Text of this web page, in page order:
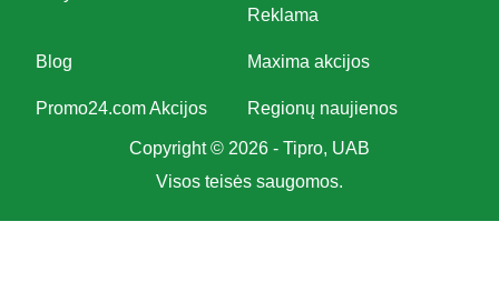
Reklama
Blog Maxima akcijos
Promo24.com Akcijos Regionų naujienos
Copyright © 2026 - Tipro, UAB
Visos teisės saugomos.